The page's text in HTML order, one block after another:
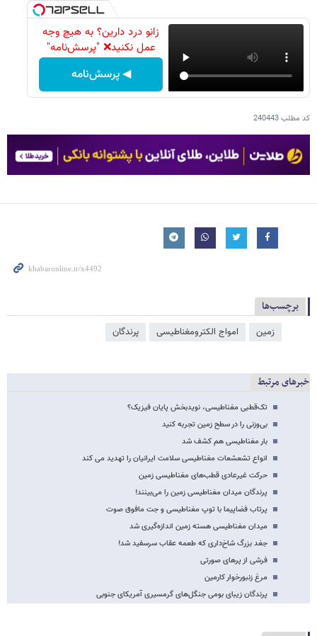
زانو درد دارین؟ به هیچ وجه
عمل نکنید❌ "پرسش‌نامه"
◀ پرسش‌نامه
کد مطلب240443
برچسب‌ها
زمین امواج الکترومغناطیسی پرندگان
خبرهای مرتبط
تک‌قطبی مغناطیسی، نویدبخش پایان فیزیک؟
بی‌وزنی را در سطح زمین تجربه کنید
بار مغناطیسی هم کشف شد
انواع تشعشعات مغناطیسی سلامت ایرانیان را تهدید می کند
حرکت غیرعادی قطب‌های مغناطیسی زمین
پرندگان میدان مغناطیسی زمین را می‌بینند!
پرتاب فضاپیما با توپ مغناطیسی و جت مافوق صوت
میدان مغناطیسی هسته زمین اندازه‌گیری شد
جغد بزرگ شاخ‌داری که طعمه عقاب سرسفید شد!
فرشی از پرهای صورتی
مرغ زنبورخوار کارمین
پرندگان زیبای بومی جنگل‌های گرمسیری آمریکای جنوبی